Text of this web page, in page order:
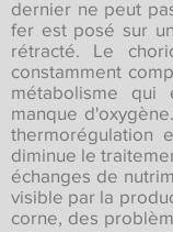
dernier ne peut
fer est posé sur
rétracté. Le
constamment
métabolisme
manque
thermorégulation
diminue le
échanges de
visible par la
corne, des